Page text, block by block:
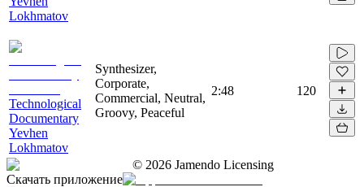
Lokhmatov
Technological
Documentary
Yevhen
Lokhmatov
Synthesizer,
Corporate,
Commercial, Neutral,
Groovy, Peaceful
2:48 120
© 2026 Jamendo Licensing
Скачать приложение